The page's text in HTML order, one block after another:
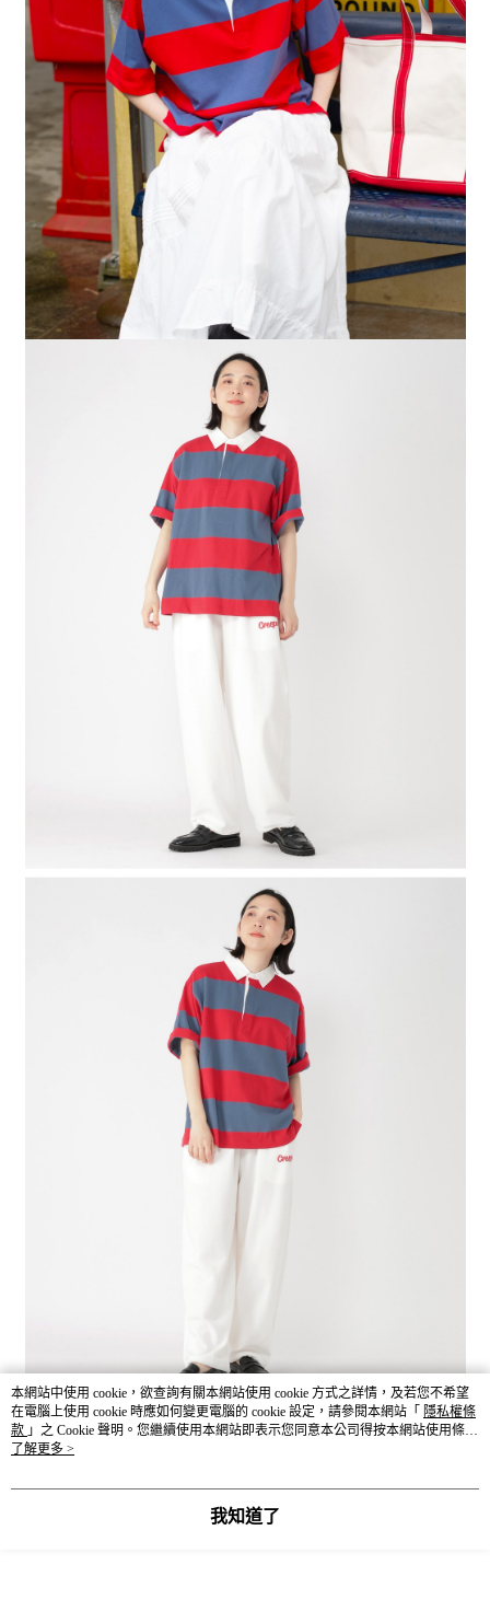
本網站中使用 cookie，欲查詢有關本網站使用 cookie 方式之詳情，及若您不希望
在電腦上使用 cookie 時應如何變更電腦的 cookie 設定，請參閱本網站「 隱私權條
款 」之 Cookie 聲明。您繼續使用本網站即表示您同意本公司得按本網站使用條款
之 Cookie 聲明使用 cookie。
了解更多 >
我知道了